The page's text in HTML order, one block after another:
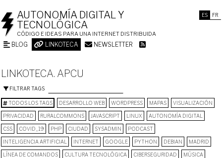
ES FR
AUTONOMÍA DIGITAL Y
TECNOLÓGICA
CÓDIGO E IDEAS PARA UNA INTERNET DISTRIBUIDA
BLOG LINKOTECA NEWSLETTER
LINKOTECA. APCU
FILTRAR TAGS
TODOS LOS TAGS DESARROLLO WEB WORDPRESS MAPAS VISUALIZACIÓN
PRIVACIDAD RURALCOMMONS JAVASCRIPT LINUX AUTONOMÍA DIGITAL
CSS COVID_19 PHP CIUDAD SYSADMIN PODCAST
INTELIGENCIA ARTIFICIAL INTERNET GOOGLE PYTHON DEBIAN MADRID
LÍNEA DE COMANDOS CULTURA TECNOLÓGICA CIBERSEGURIDAD MÚSICA